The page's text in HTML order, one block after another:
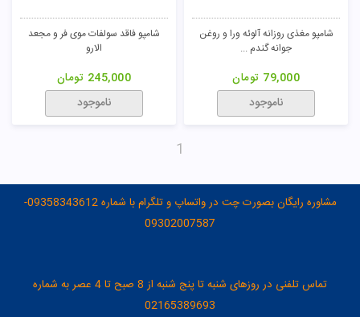
شامپو مغذی روزانه آلوئه ورا و روغن
جوانه گندم ...
79,000 تومان
ناموجود
شامپو فاقد سولفات موی فر و مجعد
الارو
245,000 تومان
ناموجود
1
مشاوره رایگان بصورت چت در واتساپ و تلگرام با شماره 09358343612-
09302007587
تماس تلفنی در روزهای شنبه تا پنج شنبه از 8 صبح تا 4 عصر به شماره
02165389693